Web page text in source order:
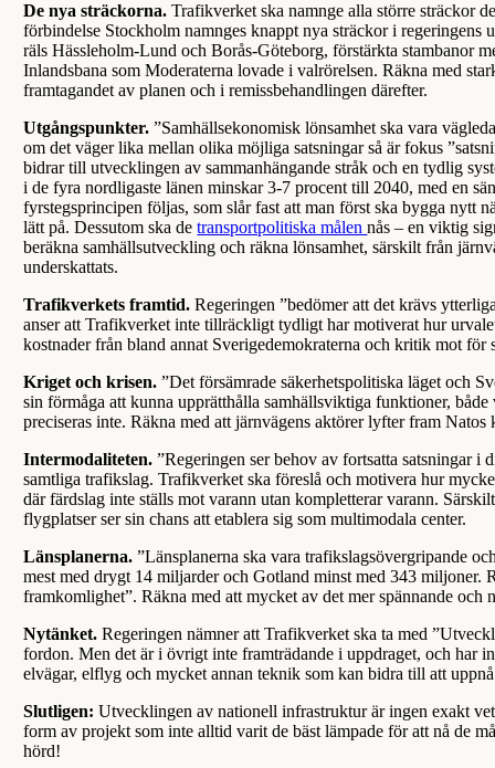
De nya sträckorna.Trafikverket ska namnge alla större sträckor
förbindelse Stockholm namnges knappt nya sträckor i
räls Hässleholm-Lund och Borås-Göteborg, förstärkta stambanor
Inlandsbana som Moderaterna lovade i valrörelsen. Räkna med
framtagandet av planen och i remissbehandlingen därefter.
Utgångspunkter.”Samhällsekonomisk lönsamhet ska vara
om det väger lika mellan olika möjliga satsningar så är fokus
bidrar till utvecklingen av sammanhängande stråk och en tydlig
i de fyra nordligaste länen minskar 3-7 procent till 2040, med en
fyrstegsprincipen följas, som slår fast att man först ska bygga nytt
lätt på. Dessutom ska detransportpolitiska målennås – en viktig
beräkna samhällsutveckling och räkna lönsamhet, särskilt från
underskattats.
Trafikverkets framtid.Regeringen ”bedömer att det krävs
anser att Trafikverket inte tillräckligt tydligt har motiverat hur
kostnader från bland annat Sverigedemokraterna och kritik mot
Kriget och krisen.”Det försämrade säkerhetspolitiska läget och
sin förmåga att kunna upprätthålla samhällsviktiga funktioner,
preciseras inte. Räkna med att järnvägens aktörer lyfter fram
Intermodaliteten.”Regeringen ser behov av fortsatta satsningar
samtliga trafikslag. Trafikverket ska föreslå och motivera hur
där färdslag inte ställs mot varann utan kompletterar varann.
flygplatser ser sin chans att etablera sig som multimodala center.
Länsplanerna.”Länsplanerna ska vara trafikslagsövergripande
mest med drygt 14 miljarder och Gotland minst med 343 miljoner.
framkomlighet”. Räkna med att mycket av det mer spännande och
Nytänket.Regeringen nämner att Trafikverket ska ta med
fordon. Men det är i övrigt inte framträdande i uppdraget, och har
elvägar, elflyg och mycket annan teknik som kan bidra till att
Slutligen:Utvecklingen av nationell infrastruktur är ingen exakt
form av projekt som inte alltid varit de bäst lämpade för att nå de
hörd!